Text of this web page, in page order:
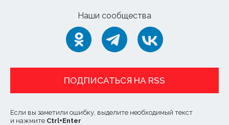
Наши сообщества
ПОДПИСАТЬСЯ НА RSS
Если вы заметили ошибку, выделите необходимый текст
и нажмите Ctrl+Enter